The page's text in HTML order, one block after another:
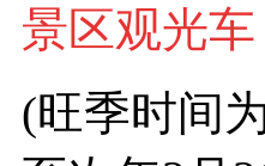
景区观光
(旺季时间